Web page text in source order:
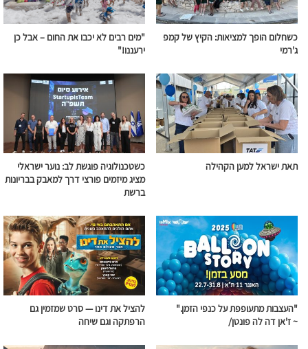
כשחלום הופך למציאות: הקיץ של קמפ
ג'רמי
"מים רבים לא יכבו את החום – אבל כן
ירעננו!"
תאת ישראל למען הקהילה
כשטכנולוגיה פוגשת לב: נוער ישראלי
מציג מיזמים פורצי דרך למאבק בבריונות
ברשת
"העצבות מתעופפת על כנפי הזמן."
~ ז'אן דה לה פונטן/
להציל את דינו — סרט שמזמין גם
הרפתקה וגם שיחה